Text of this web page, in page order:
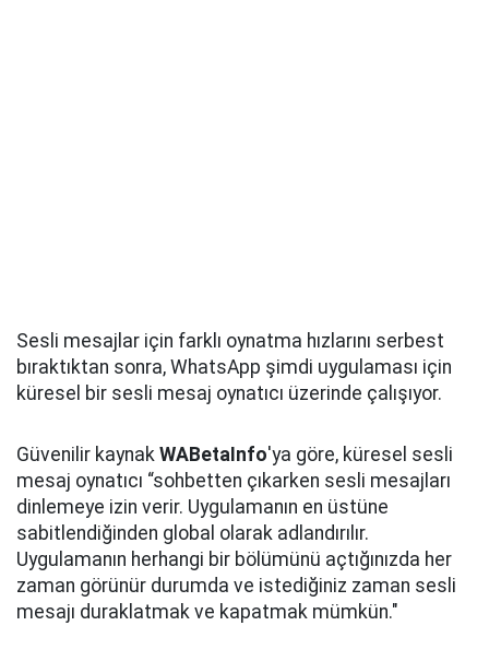
Sesli mesajlar için farklı oynatma hızlarını serbest
bıraktıktan sonra, WhatsApp şimdi uygulaması için
küresel bir sesli mesaj oynatıcı üzerinde çalışıyor.
Güvenilir kaynak WABetaInfo'ya göre, küresel sesli
mesaj oynatıcı “sohbetten çıkarken sesli mesajları
dinlemeye izin verir. Uygulamanın en üstüne
sabitlendiğinden global olarak adlandırılır.
Uygulamanın herhangi bir bölümünü açtığınızda her
zaman görünür durumda ve istediğiniz zaman sesli
mesajı duraklatmak ve kapatmak mümkün."